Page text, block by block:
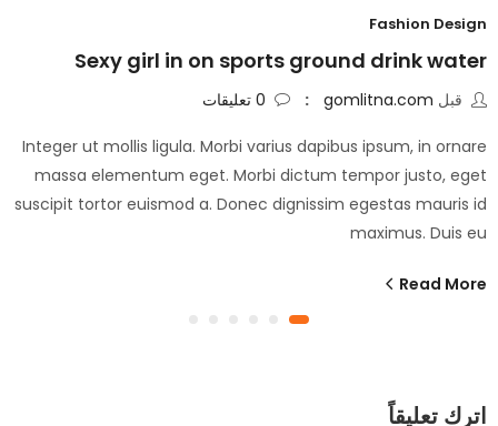
Fashion Design
Sexy girl in on sports ground drink water
قبل gomlitna.com
0 تعليقات
Integer ut mollis ligula. Morbi varius dapibus ipsum, in ornare
massa elementum eget. Morbi dictum tempor justo, eget
suscipit tortor euismod a. Donec dignissim egestas mauris id
maximus. Duis eu
Read More
اترك تعليقاً